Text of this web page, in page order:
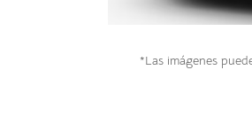
*Las imágenes